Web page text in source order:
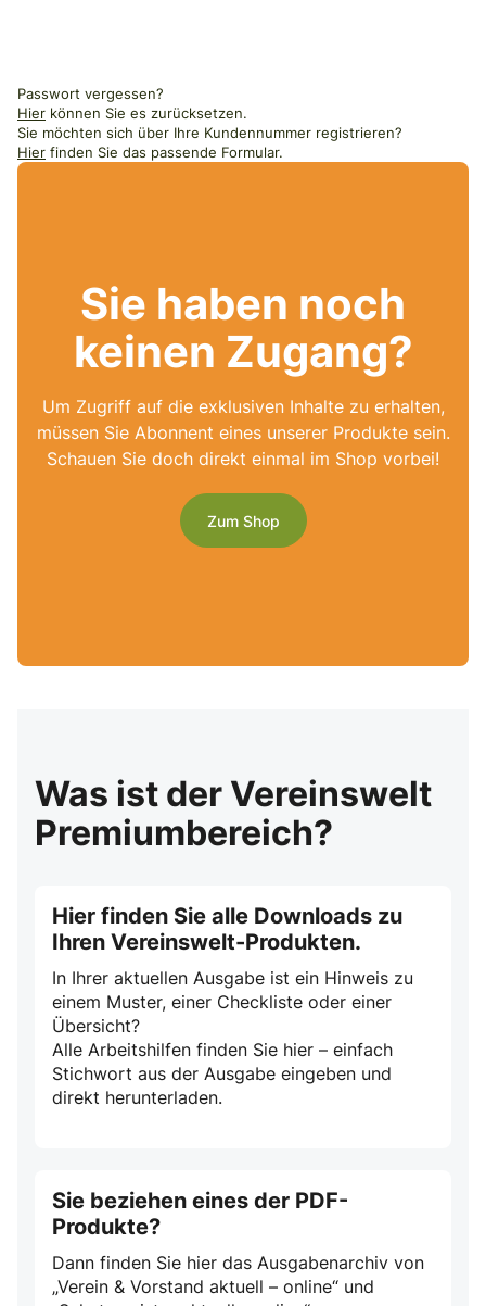
Passwort vergessen?
Hier können Sie es zurücksetzen.
Sie möchten sich über Ihre Kundennummer registrieren?
Hier finden Sie das passende Formular.
Sie haben noch
keinen Zugang?
Um Zugriff auf die exklusiven Inhalte zu erhalten,
müssen Sie Abonnent eines unserer Produkte sein.
Schauen Sie doch direkt einmal im Shop vorbei!
Zum Shop
Was ist der Vereinswelt
Premiumbereich?
Hier finden Sie alle Downloads zu
Ihren Vereinswelt-Produkten.
In Ihrer aktuellen Ausgabe ist ein Hinweis zu
einem Muster, einer Checkliste oder einer
Übersicht?
Alle Arbeitshilfen finden Sie hier – einfach
Stichwort aus der Ausgabe eingeben und
direkt herunterladen.
Sie beziehen eines der PDF-
Produkte?
Dann finden Sie hier das Ausgabenarchiv von
„Verein & Vorstand aktuell – online“ und